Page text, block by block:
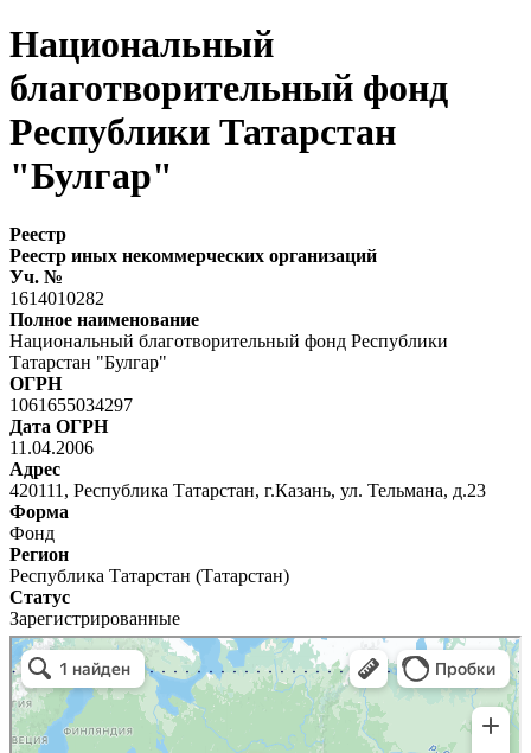
Национальный
благотворительный фонд
Республики Татарстан
"Булгар"
Реестр
Реестр иных некоммерческих организаций
Уч. №
1614010282
Полное наименование
Национальный благотворительный фонд Республики
Татарстан "Булгар"
ОГРН
1061655034297
Дата ОГРН
11.04.2006
Адрес
420111, Республика Татарстан, г.Казань, ул. Тельмана, д.23
Форма
Фонд
Регион
Республика Татарстан (Татарстан)
Статус
Зарегистрированные